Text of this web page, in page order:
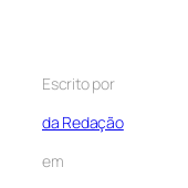
Escrito por
da Redação
em